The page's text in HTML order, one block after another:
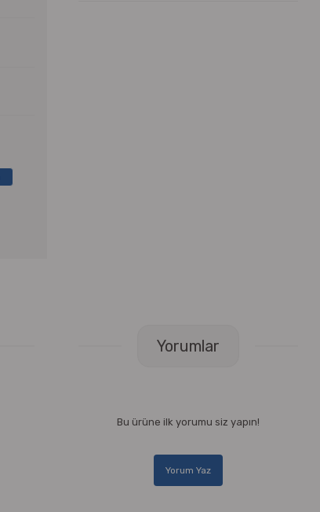
Yorumlar
Bu ürüne ilk yorumu siz yapın!
Yorum Yaz